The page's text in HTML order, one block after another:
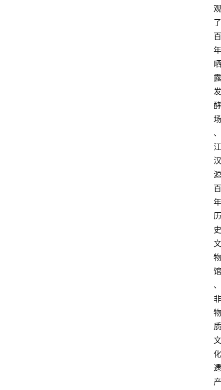
观
了
百
年
晒
露
发
酵
场
、
江
汉
源
百
年
历
史
文
物
馆
、
非
物
质
文
化
遗
产